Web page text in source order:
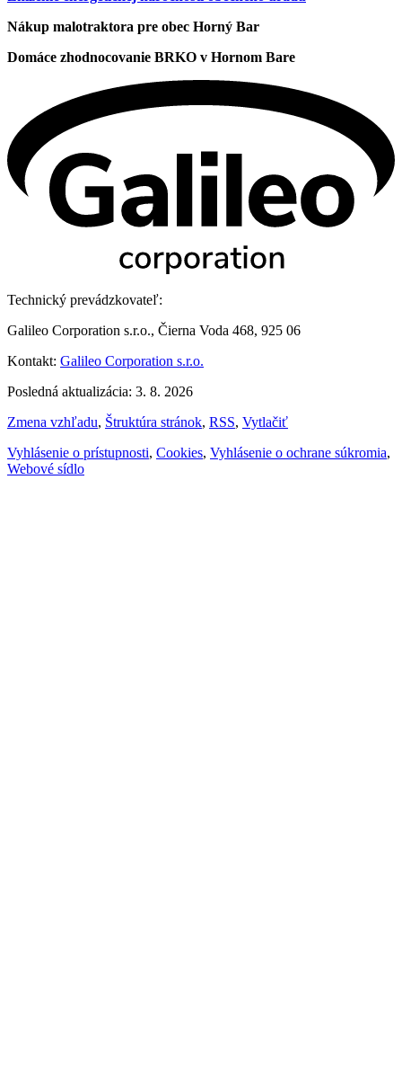
Nákup malotraktora pre obec Horný Bar
Domáce zhodnocovanie BRKO v Hornom Bare
Technický prevádzkovateľ:
Galileo Corporation s.r.o., Čierna Voda 468, 925 06
Kontakt: Galileo Corporation s.r.o.
Posledná aktualizácia: 3. 8. 2026
Zmena vzhľadu, Štruktúra stránok, RSS, Vytlačiť
Vyhlásenie o prístupnosti, Cookies, Vyhlásenie o ochrane súkromia,
Webové sídlo